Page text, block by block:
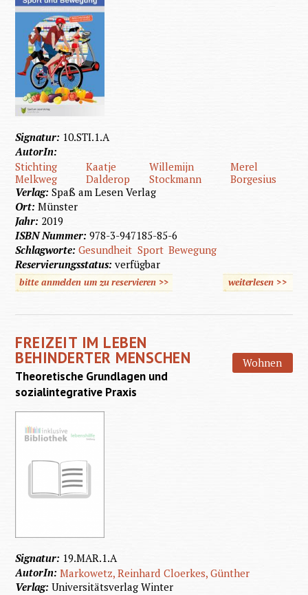
Signatur: 10.STI.1.A
AutorIn:
Stichting
Melkweg
Kaatje
Dalderop
Willemijn
Stockmann
Merel
Borgesius
Verlag:Spaß am Lesen Verlag
Ort:Münster
Jahr: 2019
ISBN Nummer:978-3-947185-85-6
Schlagworte:Gesundheit Sport Bewegung
Reservierungsstatus:verfügbar
bitte anmelden um zu reservieren >> weiterlesen
über
>>
FREIZEIT IM LEBEN
BEHINDERTER MENSCHEN Wohnen
Theoretische Grundlagen und
sozialintegrative Praxis
Signatur: 19.MAR.1.A
AutorIn:Markowetz, Reinhard Cloerkes, Günther
Verlag:Universitätsverlag Winter